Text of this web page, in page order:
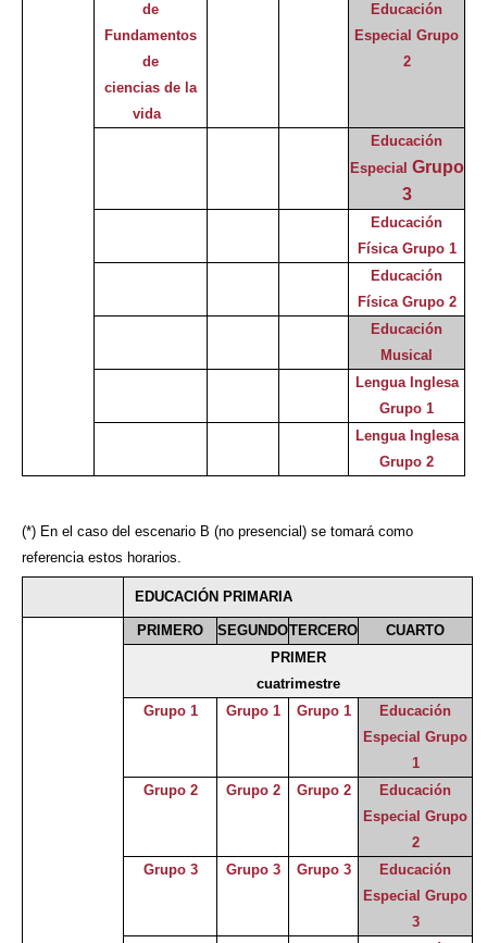
de
Fundamentos
de
ciencias de la
vida
Educación
Especial Grupo
2
Educación
Especial Grupo
3
Educación
Física Grupo 1
Educación
Física Grupo 2
Educación
Musical
Lengua Inglesa
Grupo 1
Lengua Inglesa
Grupo 2
(*) En el caso del escenario B (no presencial) se tomará como
referencia estos horarios.
EDUCACIÓN PRIMARIA
PRIMERO SEGUNDOTERCERO
CUARTO
PRIMER
cuatrimestre
Grupo 1
Grupo 1 Grupo 1
Educación
Especial Grupo
1
Grupo 2
Grupo 2 Grupo 2
Educación
Especial Grupo
2
Grupo 3
Grupo 3 Grupo 3
Educación
Especial Grupo
3